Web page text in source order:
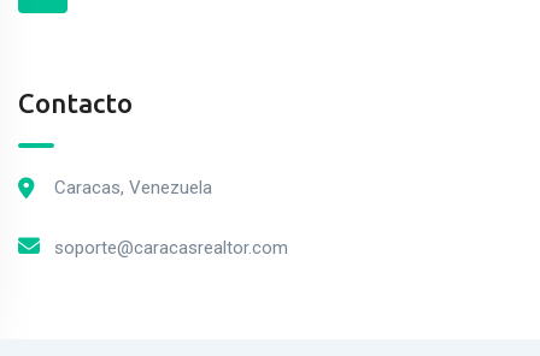
Contacto
Caracas, Venezuela
soporte@caracasrealtor.com